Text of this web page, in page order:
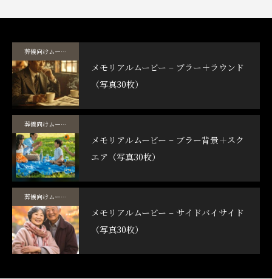
葬儀向けムービーテンプレート
メモリアルムービー – ブラー＋ラウンド
（写真30枚）
葬儀向けムービーテンプレート
メモリアルムービー – ブラー背景＋スク
エア（写真30枚）
葬儀向けムービーテンプレート
メモリアルムービー – サイドバイサイド
（写真30枚）